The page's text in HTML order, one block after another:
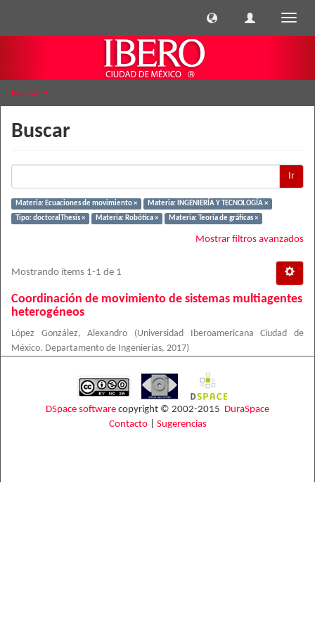
Buscar
Buscar
Ir
Materia: Ecuaciones de movimiento ×
Materia: INGENIERÍA Y TECNOLOGÍA ×
Tipo: doctoralThesis ×
Materia: Robótica × Materia: Teoría de gráficas ×
Mostrar filtros avanzados
Mostrando ítems 1-1 de 1
Coordinación de movimiento de sistemas multiagentes
heterogéneos
López González, Alexandro (Universidad Iberoamericana Ciudad de
México. Departamento de Ingenierías, 2017)
DSpace software copyright © 2002-2015 DuraSpace
Contacto| Sugerencias